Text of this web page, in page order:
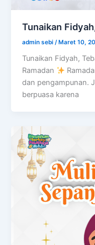
Tunaikan
admin sebi /Maret 10,
Tunaikan Fidyah,
Ramadan
dan pengampunan.
berpuasa karena